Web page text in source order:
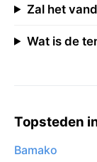
Zal het
Wat is de
Topsteden
Bamako